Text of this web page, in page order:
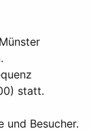
statt.
und Besucher.